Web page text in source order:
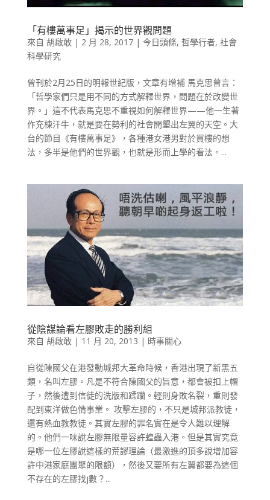
「有樓萬事足」揭示的世界觀問題
來自 胡啟敢| 2 月 28, 2017| 今日頭條, 哲學行者, 社會
科學研究
曾刊於2月25日的明報世紀版，文章有增補 馬克思曾言：
「哲學家們只是用不同的方式解釋世界，問題在於改變世
界。」這不代表馬克思不重視如何解釋世界——他一生著
作充棟汗牛，就是要在勢利的社會開墾出左翼的天空。大
台的節目《有樓萬事足》，各種港女港男對於買樓的想
法，多半是他們的世界觀，也就是形而上學的看法。...
從陰謀論看左膠敗走的勝利組
來自 胡啟敢| 11 月 20, 2013 | 時事關心
自從陳國父在港發動城邦大革命時候，香港出現了新黑五
類，名叫左膠。凡是不符合陳國父的旨意，都會被扣上帽
子，然後遭到信徒的洗版和蹂躪。輕則身敗名裂，重則發
配到東洋做色情事業。 攻擊左膠的，不只是城邦派教徒，
還有熱血教教徒。其實左膠的罪名實在是令人難以理解
的。他們一味說左膠無限量容許蝗蟲入港。但是其實究竟
是哪一位左膠說這樣的荒謬理論（最激進的頂多說增加容
許中港家庭團聚的限額），然後又要所有左翼都要為這個
不存在的左膠找j數？...